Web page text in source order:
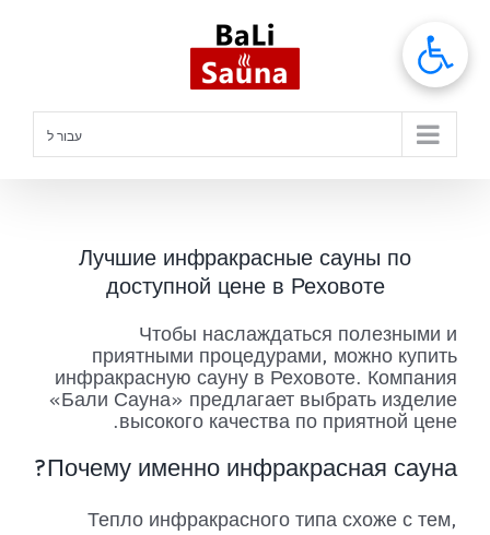
עבור ל
Лучшие инфракрасные сауны по
доступной цене в Реховоте
Чтобы наслаждаться полезными и
приятными процедурами, можно купить
инфракрасную сауну в Реховоте. Компания
«Бали Сауна» предлагает выбрать изделие
высокого качества по приятной цене.
Почему именно инфракрасная сауна?
Тепло инфракрасного типа схоже с тем,